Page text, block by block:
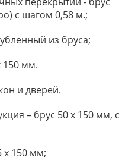
с шагом 0,58 м.;
из бруса;
150 мм.
и дверей.
– брус 50 х 150 мм, с
х 150 мм;